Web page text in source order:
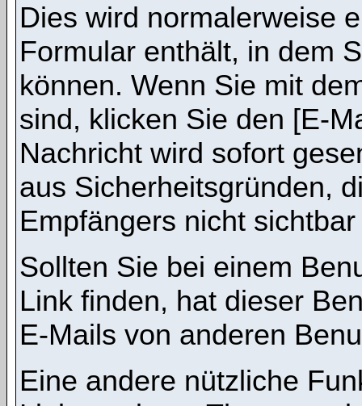
Dies wird normalerweise
Formular enthält, in dem
können. Wenn Sie mit
sind, klicken Sie den [E-
Nachricht wird sofort
aus Sicherheitsgründen,
Empfängers nicht
Sollten Sie bei einem
Link finden, hat dieser
E-Mails von anderen
Eine andere nützliche